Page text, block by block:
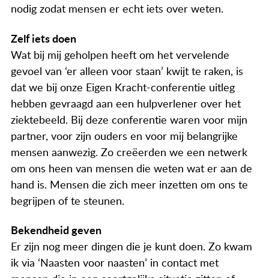
nodig zodat mensen er echt iets over weten.
Zelf iets doen
Wat bij mij geholpen heeft om het vervelende
gevoel van ‘er alleen voor staan’ kwijt te raken, is
dat we bij onze Eigen Kracht-conferentie uitleg
hebben gevraagd aan een hulpverlener over het
ziektebeeld. Bij deze conferentie waren voor mijn
partner, voor zijn ouders en voor mij belangrijke
mensen aanwezig. Zo creëerden we een netwerk
om ons heen van mensen die weten wat er aan de
hand is. Mensen die zich meer inzetten om ons te
begrijpen of te steunen.
Bekendheid geven
Er zijn nog meer dingen die je kunt doen. Zo kwam
ik via ‘Naasten voor naasten’ in contact met